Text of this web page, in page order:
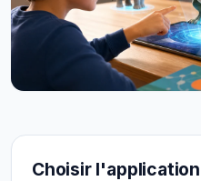
Choisir